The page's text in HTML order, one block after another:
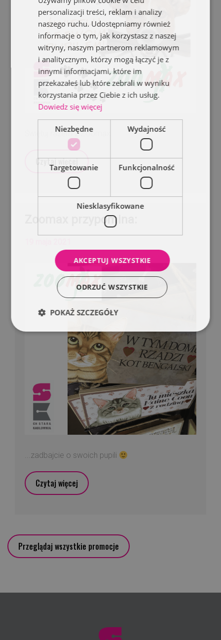
Świętuj razem z Zoomax
Czytaj więcej
Zoomax przypomina:
...zadbajcie o swoich pupili
Czytaj więcej
Przeglądaj wszystkie promocje
personalizacji treści, reklam i analizy
naszego ruchu. Udostępniamy również
informacje o tym, jak korzystasz z naszej
witryny, naszym partnerom reklamowym
i analitycznym, którzy mogą łączyć je z
innymi informacjami, które im
przekazałeś lub które zebrali w wyniku
korzystania przez Ciebie z ich usług.
Dowiedz się więcej
Niezbędne Wydajność
Targetowanie Funkcjonalność
Niesklasyfikowane
AKCEPTUJ WSZYSTKIE
ODRZUĆ WSZYSTKIE
POKAŻ SZCZEGÓŁY